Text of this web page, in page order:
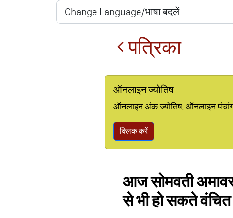
पत्रिका
ऑनलाइन ज्योतिष
ऑनलाइन अंक ज्योतिष, ऑनलाइन
क्लिक करें
आज सोमवती
से भी हो सकते वंचित